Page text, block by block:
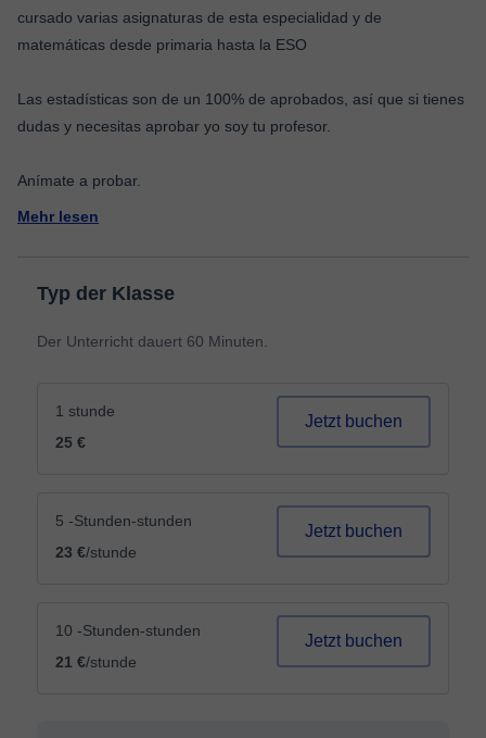
cursado varias asignaturas de esta especialidad y de
matemáticas desde primaria hasta la ESO
Las estadísticas son de un 100% de aprobados, así que si tienes
dudas y necesitas aprobar yo soy tu profesor.
Mehr lesen
Typ der Klasse
Der Unterricht dauert 60 Minuten.
1 stunde
25 €
Jetzt buchen
5 -Stunden-stunden
23 €/stunde
Jetzt buchen
10 -Stunden-stunden
21 €/stunde
Jetzt buchen